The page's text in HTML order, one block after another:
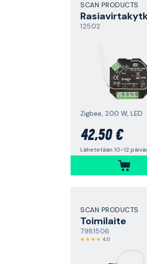
SCAN PRODUCTS
12502
Zigbee, 200 W, LED
42,50 €
SCAN PRODUCTS
Toimilaite
7981506
4,0